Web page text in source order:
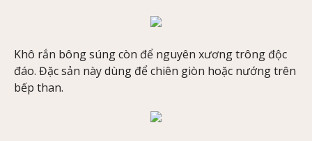
Khô rắn bông súng còn để nguyên xương trông độc
đáo. Đặc sản này dùng để chiên giòn hoặc nướng trên
bếp than.